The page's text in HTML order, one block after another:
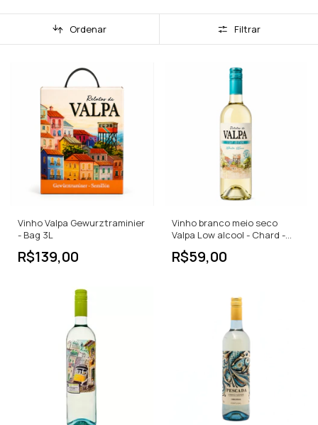
Ordenar Filtrar
Vinho Valpa Gewurztraminier
- Bag 3L
R$139,00
Vinho branco meio seco
Valpa Low alcool - Chard -
R$59,00